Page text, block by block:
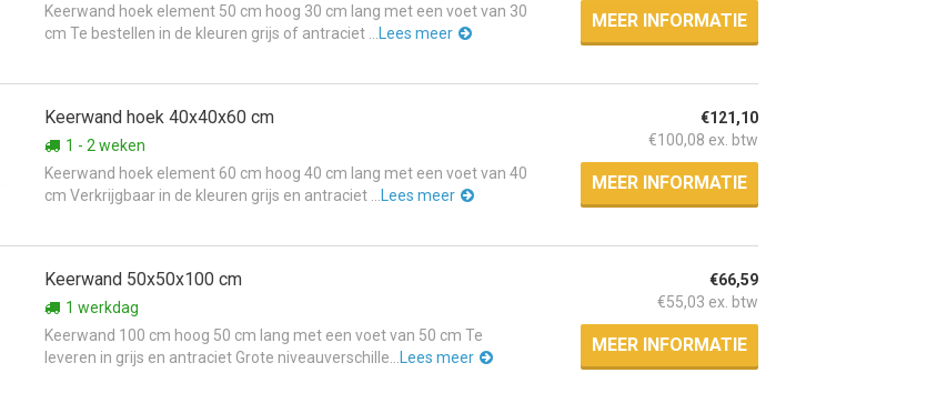
Keerwand hoek element 50 cm hoog 30 cm lang met een voet van 30
cm Te bestellen in de kleuren grijs of antraciet ...Lees meer
MEER INFORMATIE
Keerwand hoek 40x40x60 cm
1 - 2 weken
Keerwand hoek element 60 cm hoog 40 cm lang met een voet van 40
cm Verkrijgbaar in de kleuren grijs en antraciet ...Lees meer
€121,10
€100,08 ex. btw
MEER INFORMATIE
Keerwand 50x50x100 cm
1 werkdag
Keerwand 100 cm hoog 50 cm lang met een voet van 50 cm Te
leveren in grijs en antraciet Grote niveauverschille...Lees meer
€66,59
€55,03 ex. btw
MEER INFORMATIE